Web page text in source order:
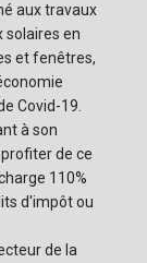
aux travaux
solaires en
et fenêtres,
Covid-19.
à son
de ce
110%
d'impôt ou
de la